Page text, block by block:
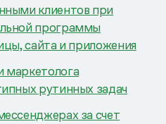
клиентов при
программы
сайта и приложения
маркетолога
рутинных задач
за счет